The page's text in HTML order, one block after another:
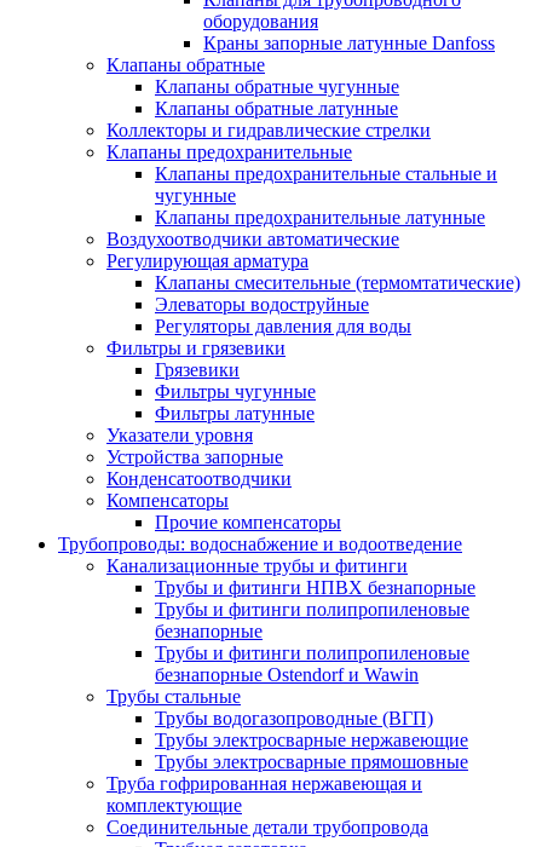
оборудования
Краны запорные латунные Danfoss
Клапаны обратные
Клапаны обратные чугунные
Клапаны обратные латунные
Коллекторы и гидравлические стрелки
Клапаны предохранительные
Клапаны предохранительные стальные и
чугунные
Клапаны предохранительные латунные
Воздухоотводчики автоматические
Регулирующая арматура
Клапаны смесительные (термомтатические)
Элеваторы водоструйные
Регуляторы давления для воды
Фильтры и грязевики
Грязевики
Фильтры чугунные
Фильтры латунные
Указатели уровня
Устройства запорные
Конденсатоотводчики
Компенсаторы
Прочие компенсаторы
Трубопроводы: водоснабжение и водоотведение
Канализационные трубы и фитинги
Трубы и фитинги НПВХ безнапорные
Трубы и фитинги полипропиленовые
безнапорные
Трубы и фитинги полипропиленовые
безнапорные Ostendorf и Wawin
Трубы стальные
Трубы водогазопроводные (ВГП)
Трубы электросварные нержавеющие
Трубы электросварные прямошовные
Труба гофрированная нержавеющая и
комплектующие
Соединительные детали трубопровода